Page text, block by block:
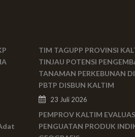
TIM TAGUPP PROVINSI
TINJAU POTENSI
TANAMAN PERKEBUNAN
PBTP DISBUN KALTIM
23 Juli 2026
PEMPROV KALTIM
PENGUATAN PRODUK